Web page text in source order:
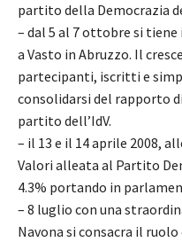
partito della Democrazia
– dal 5 al 7 ottobre si
a Vasto in Abruzzo. Il
partecipanti, iscritti e
consolidarsi del rapporto
partito dell’IdV.
– il 13 e il 14 aprile 2008,
Valori alleata al Partito
4.3% portando in
– 8 luglio con una
Navona si consacra il